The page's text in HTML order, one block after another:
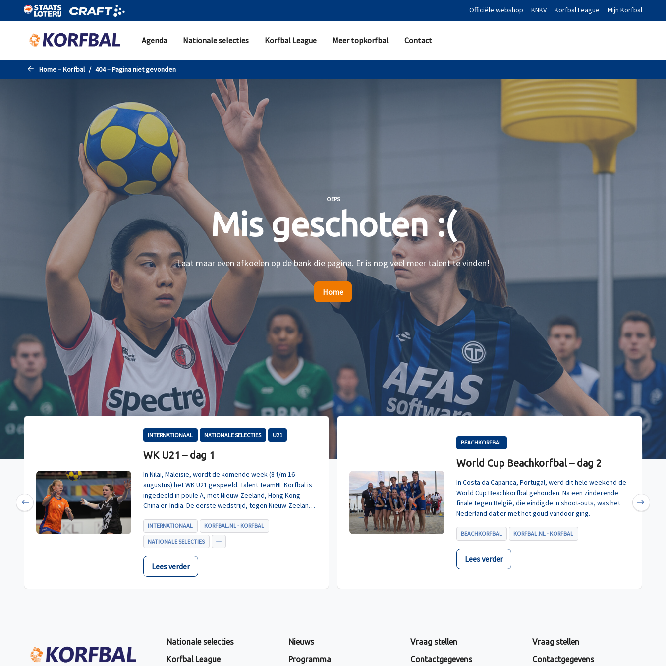
Naar de hoofdinhoud gaan Officiële webshop KNKV Korfbal League Mijn Korfbal
Agenda Nationale selecties Korfbal League Meer topkorfbal Contact
Home – Korfbal 404 – Pagina niet gevonden
OEPS
Mis geschoten :(
Laat maar even afkoelen op de bank die pagina. Er is nog veel meer talent te vinden!
Home
INTERNATIONAAL NATIONALE SELECTIES U21
WK U21 – dag 1
In Nilai, Maleisië, wordt de komende week (8 t/m 16
augustus) het WK U21 gespeeld. Talent TeamNL Korfbal is
ingedeeld in poule A, met Nieuw-Zeeland, Hong Kong
China en India. De eerste wedstrijd, tegen Nieuw-Zeeland
INTERNATIONAAL KORFBAL.NL - KORFBAL
NATIONALE SELECTIES
Lees verder
BEACHKORFBAL
World Cup Beachkorfbal – dag 2
In Costa da Caparica, Portugal, werd dit hele weekend de
World Cup Beachkorfbal gehouden. Na een zinderende
finale tegen België, die eindigde in shoot-outs, was het
Nederland dat er met het goud vandoor ging.
BEACHKORFBAL KORFBAL.NL - KORFBAL
Lees verder
Previous Next
Nationale selecties
Korfbal League
Nieuws
Programma
Vraag stellen
Contactgegevens
Vraag stellen
Contactgegevens